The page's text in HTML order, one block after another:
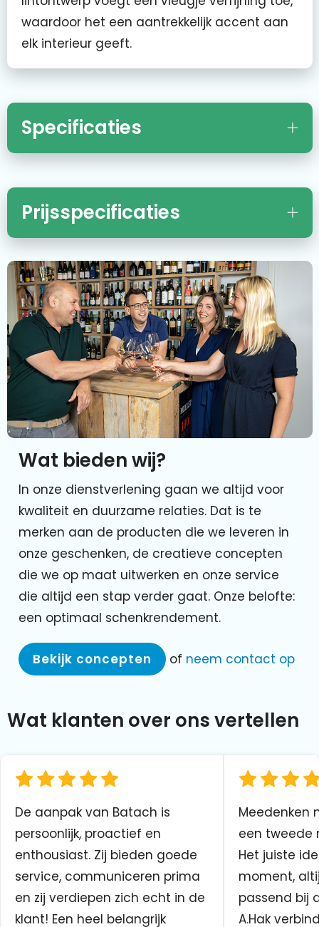
waardoor het een aantrekkelijk accent aan
elk interieur geeft.
Specificaties
Prijsspecificaties
Wat bieden wij?
In onze dienstverlening gaan we altijd voor
kwaliteit en duurzame relaties. Dat is te
merken aan de producten die we leveren in
onze geschenken, de creatieve concepten
die we op maat uitwerken en onze service
die altijd een stap verder gaat. Onze belofte:
een optimaal schenkrendement.
Bekijk concepten of neem contact op
Wat klanten over ons vertellen
De aanpak van Batach is
persoonlijk, proactief en
enthousiast. Zij bieden goede
service, communiceren prima
en zij verdiepen zich echt in de
klant! Een heel belangrijk
Meedenken
een tweede
Het juiste
moment,
passend bij
A.Hak